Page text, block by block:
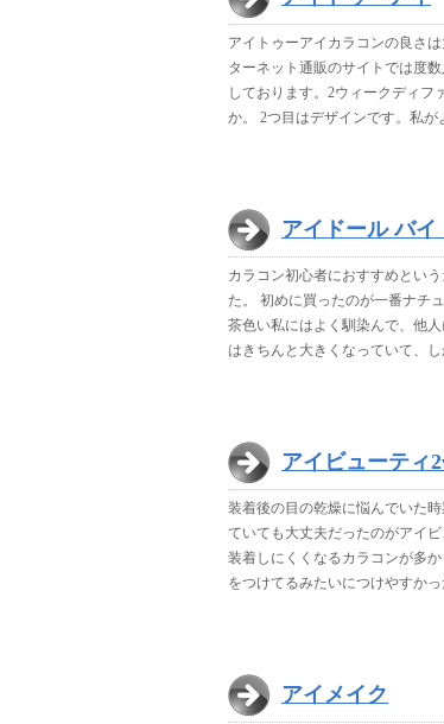
アイトゥーアイカラコンの良さ
ターネット通販のサイトでは度
しております。2ウィークディフ
か。 2つ目はデザインです。私が
アイドール バイ
カラコン初心者におすすめとい
た。 初めに買ったのが一番ナチ
茶色い私にはよく馴染んで、他
はきちんと大きくなっていて、
アイビューティ
装着後の目の乾燥に悩んでいた
ていても大丈夫だったのがアイ
装着しにくくなるカラコンが多
をつけてるみたいにつけやすか
アイメイク